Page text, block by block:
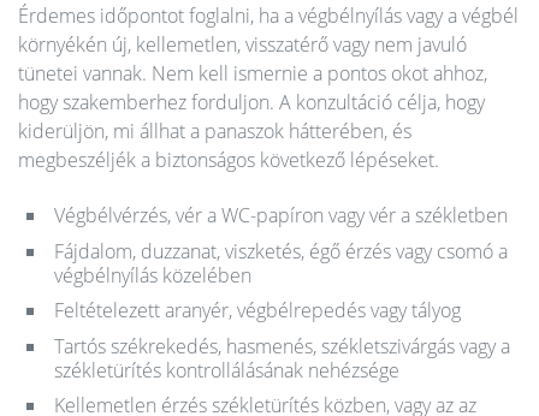
Érdemes időpontot foglalni, ha a végbélnyílás vagy a végbél
környékén új, kellemetlen, visszatérő vagy nem javuló
tünetei vannak. Nem kell ismernie a pontos okot ahhoz,
hogy szakemberhez forduljon. A konzultáció célja, hogy
kiderüljön, mi állhat a panaszok hátterében, és
megbeszéljék a biztonságos következő lépéseket.
Végbélvérzés, vér a WC-papíron vagy vér a székletben
Fájdalom, duzzanat, viszketés, égő érzés vagy csomó a
végbélnyílás közelében
Feltételezett aranyér, végbélrepedés vagy tályog
Tartós székrekedés, hasmenés, székletszivárgás vagy a
székletürítés kontrollálásának nehézsége
Kellemetlen érzés székletürítés közben, vagy az az